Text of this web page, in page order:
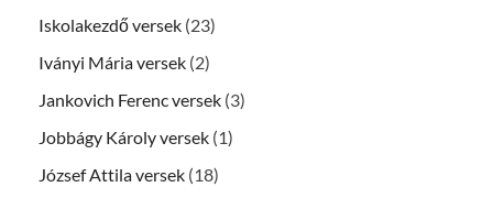
Iskolakezdő versek (23)
Iványi Mária versek (2)
Jankovich Ferenc versek (3)
Jobbágy Károly versek (1)
József Attila versek (18)